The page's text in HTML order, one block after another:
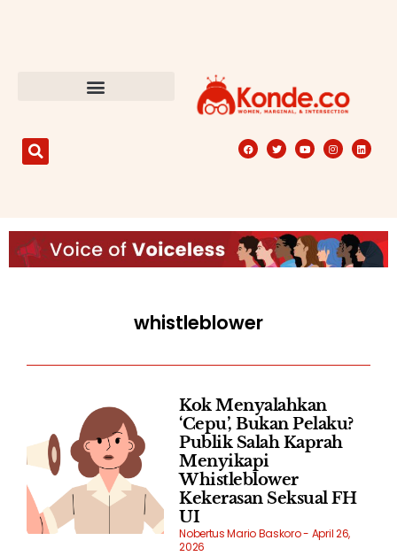
whistleblower
Kok Menyalahkan
‘Cepu’, Bukan Pelaku?
Publik Salah Kaprah
Menyikapi
Whistleblower
Kekerasan Seksual FH
UI
Nobertus Mario Baskoro April 26,
2026